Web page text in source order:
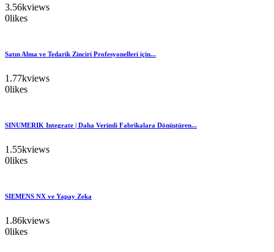
3.56kviews
0likes
Satın Alma ve Tedarik Zinciri Profesyonelleri için...
1.77kviews
0likes
SINUMERIK Integrate | Daha Verimli Fabrikalara Dönüştüren...
1.55kviews
0likes
SIEMENS NX ve Yapay Zeka
1.86kviews
0likes